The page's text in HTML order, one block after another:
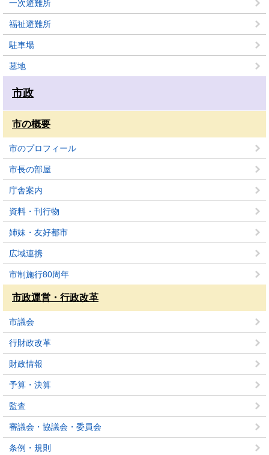
一次避難所
福祉避難所
駐車場
墓地
市政
市の概要
市のプロフィール
市長の部屋
庁舎案内
資料・刊行物
姉妹・友好都市
広域連携
市制施行80周年
市政運営・行政改革
市議会
行財政改革
財政情報
予算・決算
監査
審議会・協議会・委員会
条例・規則